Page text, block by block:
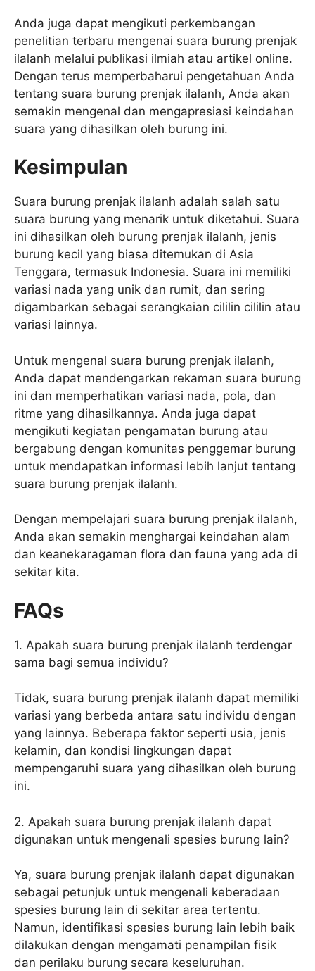
Anda juga dapat mengikuti perkembangan
penelitian terbaru mengenai suara burung prenjak
ilalanh melalui publikasi ilmiah atau artikel online.
Dengan terus memperbaharui pengetahuan Anda
tentang suara burung prenjak ilalanh, Anda akan
semakin mengenal dan mengapresiasi keindahan
suara yang dihasilkan oleh burung ini.
Kesimpulan
Suara burung prenjak ilalanh adalah salah satu
suara burung yang menarik untuk diketahui. Suara
ini dihasilkan oleh burung prenjak ilalanh, jenis
burung kecil yang biasa ditemukan di Asia
Tenggara, termasuk Indonesia. Suara ini memiliki
variasi nada yang unik dan rumit, dan sering
digambarkan sebagai serangkaian cililin cililin atau
variasi lainnya.
Untuk mengenal suara burung prenjak ilalanh,
Anda dapat mendengarkan rekaman suara burung
ini dan memperhatikan variasi nada, pola, dan
ritme yang dihasilkannya. Anda juga dapat
mengikuti kegiatan pengamatan burung atau
bergabung dengan komunitas penggemar burung
untuk mendapatkan informasi lebih lanjut tentang
suara burung prenjak ilalanh.
Dengan mempelajari suara burung prenjak ilalanh,
Anda akan semakin menghargai keindahan alam
dan keanekaragaman flora dan fauna yang ada di
sekitar kita.
FAQs
1. Apakah suara burung prenjak ilalanh terdengar
sama bagi semua individu?
Tidak, suara burung prenjak ilalanh dapat memiliki
variasi yang berbeda antara satu individu dengan
yang lainnya. Beberapa faktor seperti usia, jenis
kelamin, dan kondisi lingkungan dapat
mempengaruhi suara yang dihasilkan oleh burung
ini.
2. Apakah suara burung prenjak ilalanh dapat
digunakan untuk mengenali spesies burung lain?
Ya, suara burung prenjak ilalanh dapat digunakan
sebagai petunjuk untuk mengenali keberadaan
spesies burung lain di sekitar area tertentu.
Namun, identifikasi spesies burung lain lebih baik
dilakukan dengan mengamati penampilan fisik
dan perilaku burung secara keseluruhan.